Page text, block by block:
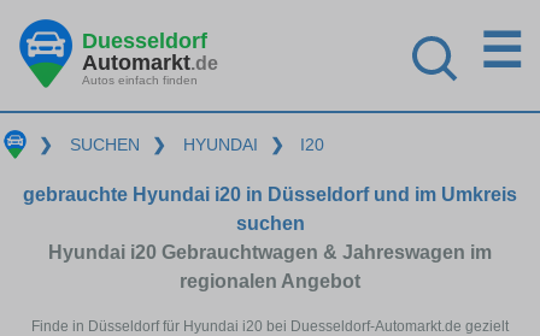
Duesseldorf
Automarkt.de
Autos einfach finden
☰
❯ SUCHEN ❯ HYUNDAI ❯ I20
gebrauchte Hyundai i20 in Düsseldorf und im Umkreis
suchen
Hyundai i20 Gebrauchtwagen & Jahreswagen im
regionalen Angebot
Finde in Düsseldorf für Hyundai i20 bei Duesseldorf-Automarkt.de gezielt